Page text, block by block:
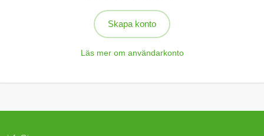
Skapa konto
Läs mer om användarkonto